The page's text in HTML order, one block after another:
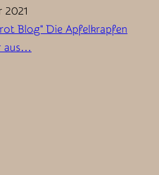
2021
Blog" Die Apfelkrapfen
aus...